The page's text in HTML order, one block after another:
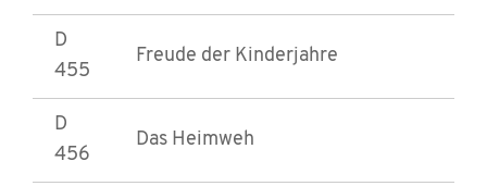
D
455
Freude der Kinderjahre
D
456
Das Heimweh